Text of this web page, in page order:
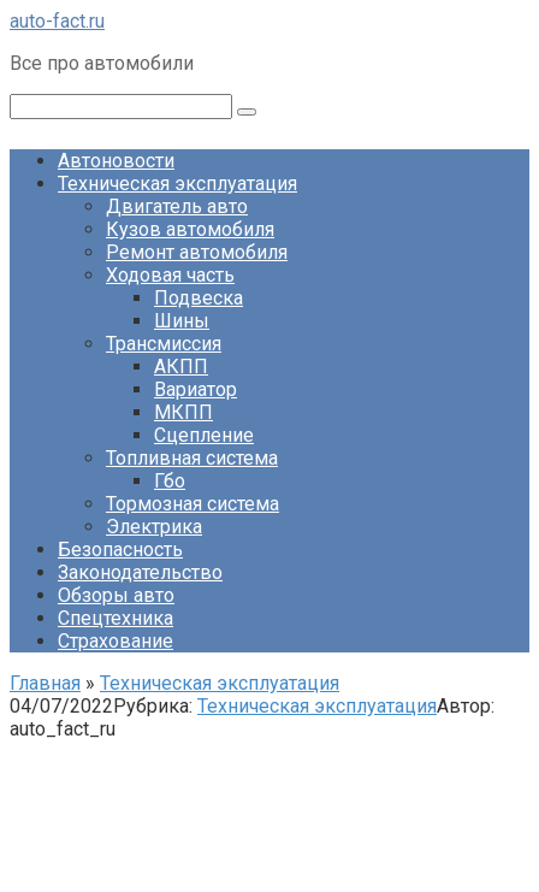
Перейти
контенту
auto-fact.ru
Все про автомобили
Автоновости
Техническая эксплуатация
Двигатель авто
Кузов автомобиля
Ремонт автомобиля
Ходовая часть
Подвеска
Шины
Трансмиссия
АКПП
Вариатор
МКПП
Сцепление
Топливная система
Гбо
Тормозная система
Электрика
Безопасность
Законодательство
Обзоры авто
Спецтехника
Страхование
Главная » Техническая эксплуатация
04/07/2022Рубрика: Техническая эксплуатацияАвтор:
auto_fact_ru